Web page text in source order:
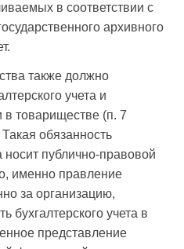
в соответствии с
архивного
также должно
учета и
в товариществе (п. 7
обязанность
публично-правовой
именно правление
за организацию,
бухгалтерского учета в
представление